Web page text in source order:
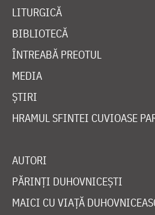
LITURGICĂ
BIBLIOTECĂ
ÎNTREABĂ PREOTUL
MEDIA
ȘTIRI
HRAMUL SFINTEI CUVIOASE
AUTORI
PĂRINȚI DUHOVNICEȘTI
MAICI CU VIAȚĂ